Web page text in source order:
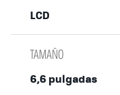
LCD
TAMAÑO
6,6 pulgadas